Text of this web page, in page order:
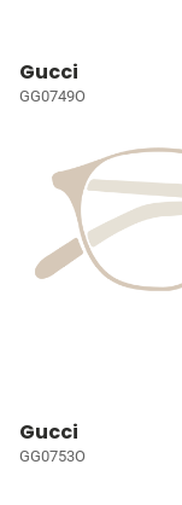
Gucci
GG0749O
Gucci
GG0753O